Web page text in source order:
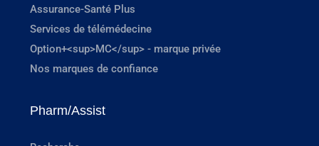
Assurance-Santé Plus
Services de télémédecine
Option+<sup>MC</sup> - marque privée
Nos marques de confiance
Pharm/Assist